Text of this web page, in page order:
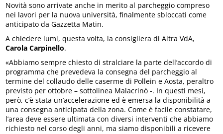
Novità sono arrivate anche in merito al parcheggio compreso
nei lavori per la nuova università, finalmente sbloccati come
anticipato da Gazzetta Matin.
A chiedere lumi, questa volta, la consigliera di Altra VdA,
Carola Carpinello.
«Abbiamo sempre chiesto di stralciare la parte dell’accordo di
programma che prevedeva la consegna del parcheggio al
termine del collaudo delle caserme di Pollein e Aosta, peraltro
previsto per ottobre – sottolinea Malacrinò -. In questi mesi,
però, c’è stata un’accelerazione ed è emersa la disponibilità a
una consegna anticipata della zona. Come è facile constatare,
l’area deve essere ultimata con diversi interventi che abbiamo
richiesto nel corso degli anni, ma siamo disponibili a ricevere